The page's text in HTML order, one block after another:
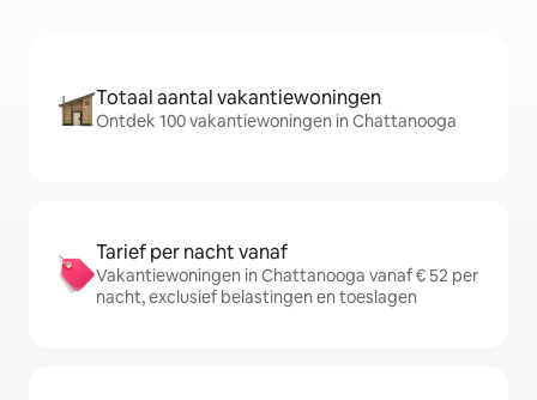
Totaal aantal vakantiewoningen
Ontdek 100 vakantiewoningen in Chattanooga
Tarief per nacht vanaf
Vakantiewoningen in Chattanooga vanaf € 52 per
nacht, exclusief belastingen en toeslagen